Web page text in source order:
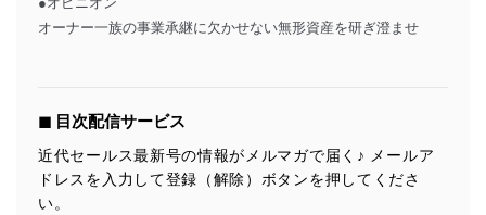
オーナー一族の事業承継に欠かせない無形資産を研ぎ澄ませ
◼︎ 目次配信サービス
近代セールス最新号の情報がメルマガで届く♪ メールア
ドレスを入力して登録（解除）ボタンを押してくださ
い。